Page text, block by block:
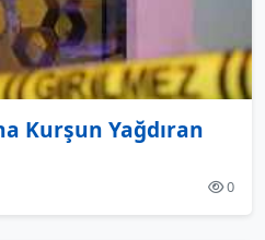
Kurşun Yağdıran
0